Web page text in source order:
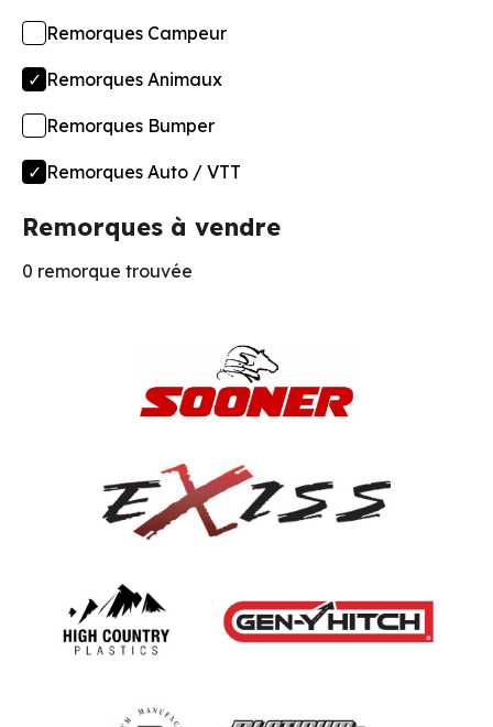
Remorques Campeur
Remorques Animaux
Remorques Bumper
Remorques Auto / VTT
Remorques à vendre
0 remorque trouvée